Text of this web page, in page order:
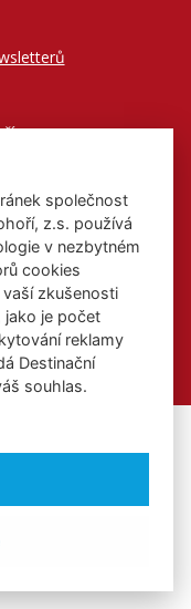
kraji
v Ústeckém kraji
vyhlídky Skalky
společnost
z.s. používá
v nezbytném
cookies
vaší zkušenosti
jako je počet
reklamy
Destinační
souhlas.